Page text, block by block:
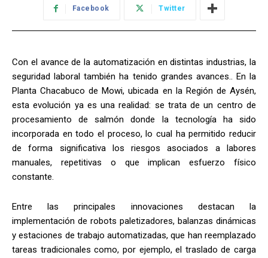
Facebook Twitter
Con el avance de la automatización en distintas industrias, la
seguridad laboral también ha tenido grandes avances.. En la
Planta Chacabuco de Mowi, ubicada en la Región de Aysén,
esta evolución ya es una realidad: se trata de un centro de
procesamiento de salmón donde la tecnología ha sido
incorporada en todo el proceso, lo cual ha permitido reducir
de forma significativa los riesgos asociados a labores
manuales, repetitivas o que implican esfuerzo físico
constante.
Entre las principales innovaciones destacan la
implementación de robots paletizadores, balanzas dinámicas
y estaciones de trabajo automatizadas, que han reemplazado
tareas tradicionales como, por ejemplo, el traslado de carga